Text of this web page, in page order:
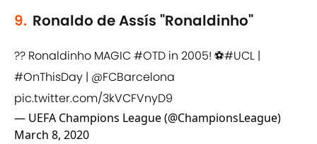
9. Ronaldo de Assís "Ronaldinho"
?? Ronaldinho MAGIC#OTD in 2005! ⚽️#UCL |
#OnThisDay | @FCBarcelona
pic.twitter.com/3kVCFVnyD9
— UEFA Champions League (@ChampionsLeague)
March 8, 2020